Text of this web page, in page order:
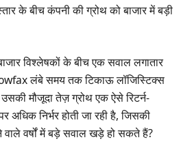
के बीच कंपनी की ग्रोथ को बाजार में बड़ी
विश्लेषकों के बीच एक सवाल लगातार
लंबे समय तक टिकाऊ लॉजिस्टिक्स
मौजूदा तेज़ ग्रोथ एक ऐसे रिटर्न-
अधिक निर्भर होती जा रही है, जिसकी
वाले वर्षों में बड़े सवाल खड़े हो सकते हैं?